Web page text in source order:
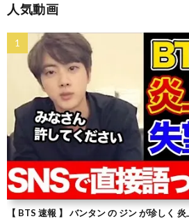
人気動画
【 BTS 速報 】 バンタン の ジン が珍しく